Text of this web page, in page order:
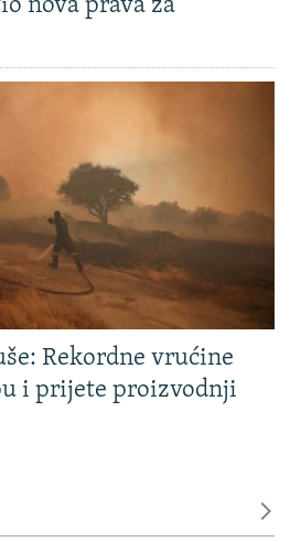
nova prava za
Rekordne vrućine
i prijete proizvodnji